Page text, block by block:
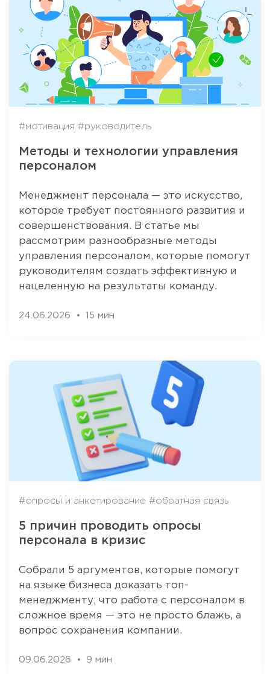
#мотивация #руководитель
Методы и технологии управления
персоналом
Менеджмент персонала — это искусство,
которое требует постоянного развития и
совершенствования. В статье мы
рассмотрим разнообразные методы
управления персоналом, которые помогут
руководителям создать эффективную и
нацеленную на результаты команду.
24.06.2026 15 мин
#опросы и анкетирование #обратная связь
5 причин проводить опросы
персонала в кризис
Собрали 5 аргументов, которые помогут
на языке бизнеса доказать топ-
менеджменту, что работа с персоналом в
сложное время — это не просто блажь, а
вопрос сохранения компании.
09.06.2026 9 мин